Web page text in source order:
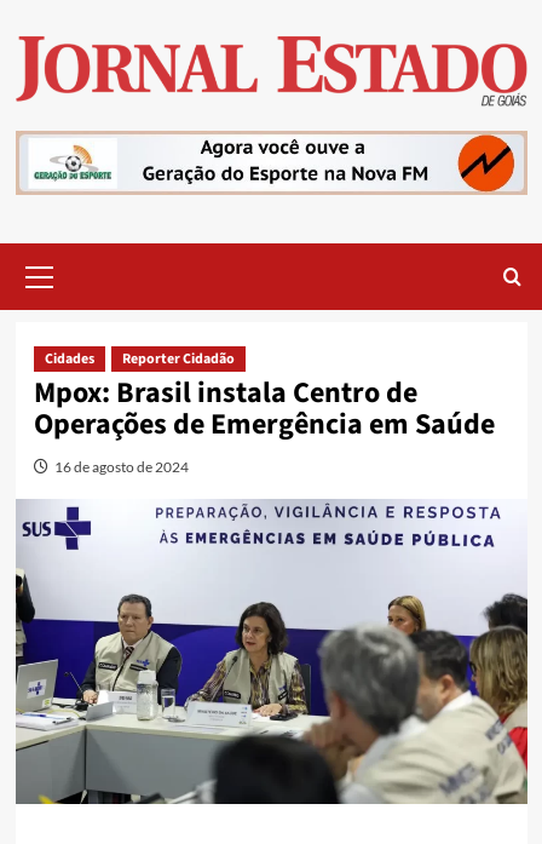
content
Menu
Cidades Reporter Cidadão
Mpox: Brasil instala Centro de
Operações de Emergência em Saúde
16 de agosto de 2024